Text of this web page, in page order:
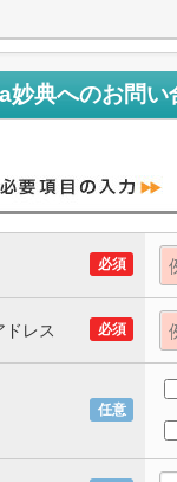
妙典へのお問い
必須
必須
ドレス
任意